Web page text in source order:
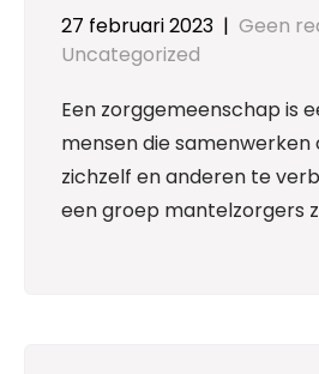
27 februari 2023 | Geen
Uncategorized
Een zorggemeenschap is
mensen die samenwerken
zichzelf en anderen te
een groep mantelzorgers